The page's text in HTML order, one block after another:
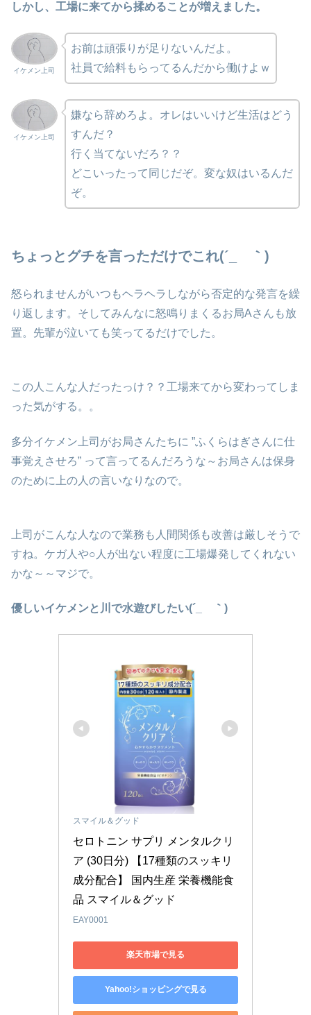
しかし、工場に来てから揉めることが増えました。
イケメン上司
お前は頑張りが足りないんだよ。
社員で給料もらってるんだから働けよｗ
イケメン上司
嫌なら辞めろよ。オレはいいけど生活はどう
すんだ？
行く当てないだろ？？
どこいったって同じだぞ。変な奴はいるんだ
ぞ。
ちょっとグチを言っただけでこれ(´_ゝ｀)
怒られませんがいつもヘラヘラしながら否定的な発言を繰
り返します。そしてみんなに怒鳴りまくるお局Aさんも放
置。先輩が泣いても笑ってるだけでした。
この人こんな人だったっけ？？工場来てから変わってしま
った気がする。。
多分イケメン上司がお局さんたちに ”ふくらはぎさんに仕
事覚えさせろ” って言ってるんだろうな～お局さんは保身
のために上の人の言いなりなので。
上司がこんな人なので業務も人間関係も改善は厳しそうで
すね。ケガ人や○人が出ない程度に工場爆発してくれない
かな～～マジで。
優しいイケメンと川で水遊びしたい(´_ゝ｀)
スマイル＆グッド
セロトニン サプリ メンタルクリ
ア (30日分) 【17種類のスッキリ
成分配合】 国内生産 栄養機能食
品 ​スマイル＆グッド
EAY0001
楽天市場で見る
Yahoo!ショッピングで見る